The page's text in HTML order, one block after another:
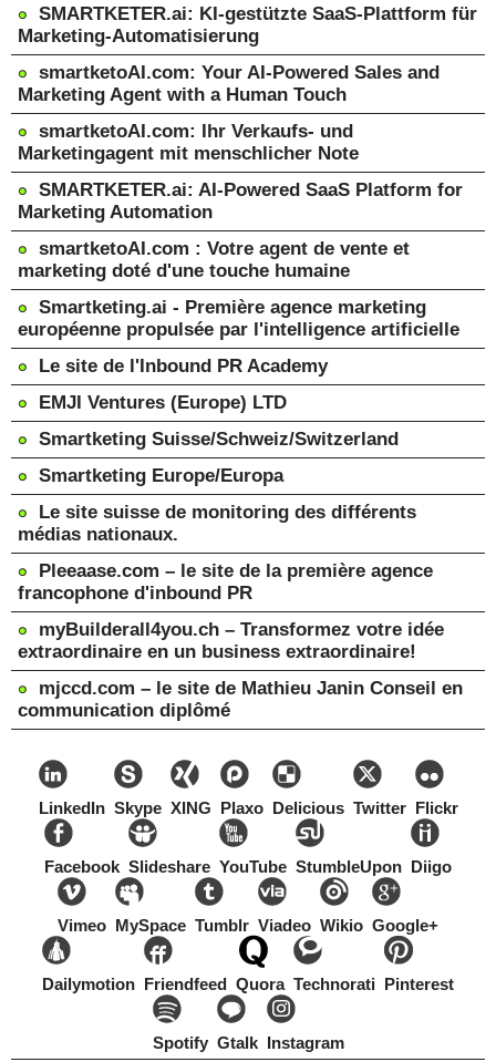
SMARTKETER.ai: KI-gestützte SaaS-Plattform für
Marketing-Automatisierung
smartketoAI.com: Your AI-Powered Sales and
Marketing Agent with a Human Touch
smartketoAI.com: Ihr Verkaufs- und
Marketingagent mit menschlicher Note
SMARTKETER.ai: AI-Powered SaaS Platform for
Marketing Automation
smartketoAI.com : Votre agent de vente et
marketing doté d'une touche humaine
Smartketing.ai - Première agence marketing
européenne propulsée par l'intelligence artificielle
Le site de l'Inbound PR Academy
EMJI Ventures (Europe) LTD
Smartketing Suisse/Schweiz/Switzerland
Smartketing Europe/Europa
Le site suisse de monitoring des différents
médias nationaux.
Pleeaase.com – le site de la première agence
francophone d'inbound PR
myBuilderall4you.ch – Transformez votre idée
extraordinaire en un business extraordinaire!
mjccd.com – le site de Mathieu Janin Conseil en
communication diplômé
LinkedIn Skype XING Plaxo Delicious Twitter Flickr
Facebook Slideshare YouTube StumbleUpon Diigo
Vimeo MySpace Tumblr Viadeo Wikio Google+
Dailymotion Friendfeed Quora Technorati Pinterest
Spotify Gtalk Instagram